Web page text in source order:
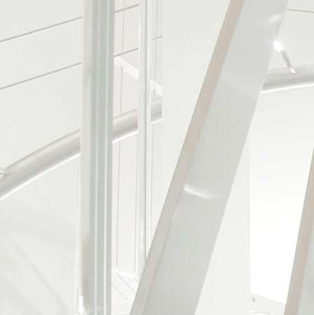
konstrukce krovu).Do
hodinami nad novou
velmi efektivnímu
poměrně obsáhlý
stávajícího objektu bez
pozitivní vliv na náklady
novým prvkům
historické kontinuitě
Řečice. Zakázka byla
architektonické soutěži